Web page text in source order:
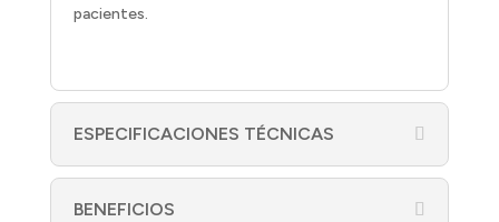
pacientes.
ESPECIFICACIONES TÉCNICAS
BENEFICIOS